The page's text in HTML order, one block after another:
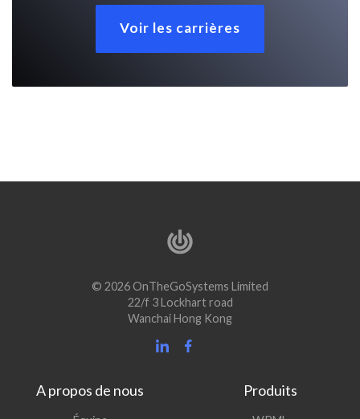
Voir les carrières
© 2026 OnTheGoSystems Limited
22/f 3 Lockhart road
Wanchai Hong Kong
A propos de nous Produits